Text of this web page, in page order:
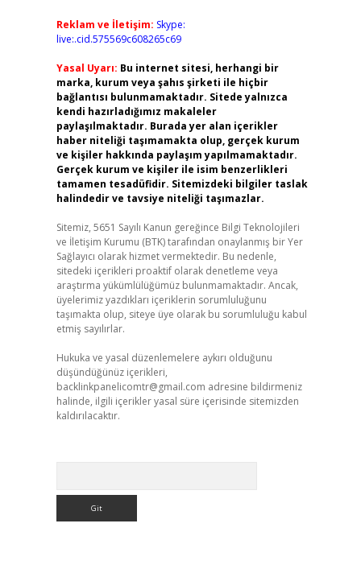
Reklam ve İletişim: Skype:
live:.cid.575569c608265c69
Yasal Uyarı: Bu internet sitesi, herhangi bir
marka, kurum veya şahıs şirketi ile hiçbir
bağlantısı bulunmamaktadır. Sitede yalnızca
kendi hazırladığımız makaleler
paylaşılmaktadır. Burada yer alan içerikler
haber niteliği taşımamakta olup, gerçek kurum
ve kişiler hakkında paylaşım yapılmamaktadır.
Gerçek kurum ve kişiler ile isim benzerlikleri
tamamen tesadüfidir. Sitemizdeki bilgiler taslak
halindedir ve tavsiye niteliği taşımazlar.
Sitemiz, 5651 Sayılı Kanun gereğince Bilgi Teknolojileri
ve İletişim Kurumu (BTK) tarafından onaylanmış bir Yer
Sağlayıcı olarak hizmet vermektedir. Bu nedenle,
sitedeki içerikleri proaktif olarak denetleme veya
araştırma yükümlülüğümüz bulunmamaktadır. Ancak,
üyelerimiz yazdıkları içeriklerin sorumluluğunu
taşımakta olup, siteye üye olarak bu sorumluluğu kabul
etmiş sayılırlar.
Hukuka ve yasal düzenlemelere aykırı olduğunu
düşündüğünüz içerikleri,
backlinkpanelicomtr@gmail.com adresine bildirmeniz
halinde, ilgili içerikler yasal süre içerisinde sitemizden
kaldırılacaktır.